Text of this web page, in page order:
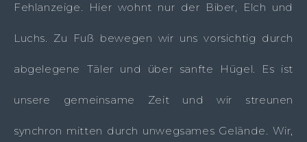
Fehlanzeige. Hier wohnt nur der Biber, Elch und
Luchs. Zu Fuß bewegen wir uns vorsichtig durch
abgelegene Täler und über sanfte Hügel. Es ist
unsere gemeinsame Zeit und wir streunen
synchron mitten durch unwegsames Gelände. Wir,